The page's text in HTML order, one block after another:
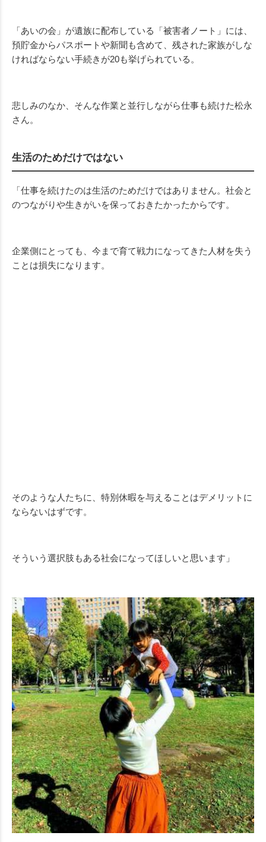
「あいの会」が遺族に配布している「被害者ノート」には、
預貯金からパスポートや新聞も含めて、残された家族がしな
ければならない手続きが20も挙げられている。
悲しみのなか、そんな作業と並行しながら仕事も続けた松永
さん。
生活のためだけではない
「仕事を続けたのは生活のためだけではありません。社会と
のつながりや生きがいを保っておきたかったからです。
企業側にとっても、今まで育て戦力になってきた人材を失う
ことは損失になります。
そのような人たちに、特別休暇を与えることはデメリットに
ならないはずです。
そういう選択肢もある社会になってほしいと思います」